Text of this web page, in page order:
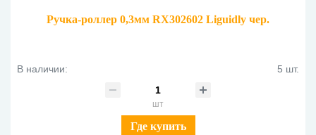
Ручка-роллер 0,3мм RX302602 Liguidly чер.
В наличии: 5 шт.
шт
Где купить